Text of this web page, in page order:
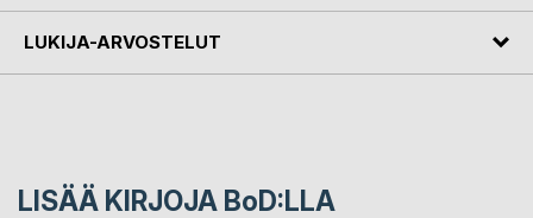
LUKIJA-ARVOSTELUT
LISÄÄ KIRJOJA BoD:LLA